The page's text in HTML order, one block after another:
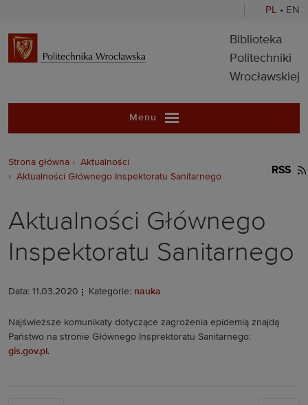
PL • EN
Biblioteka
Biblioteka
Politechniki
Wrocławskiej
Menu
Strona główna
Aktualności
Aktualności Głównego Inspektoratu Sanitarnego
RSS
Aktualności Głównego
Inspektoratu Sanitarnego
Data: 11.03.2020 Kategorie: nauka
Najświeższe komunikaty dotyczące zagrożenia epidemią znajdą
Państwo na stronie Głównego Insprektoratu Sanitarnego:
gis.gov.pl .